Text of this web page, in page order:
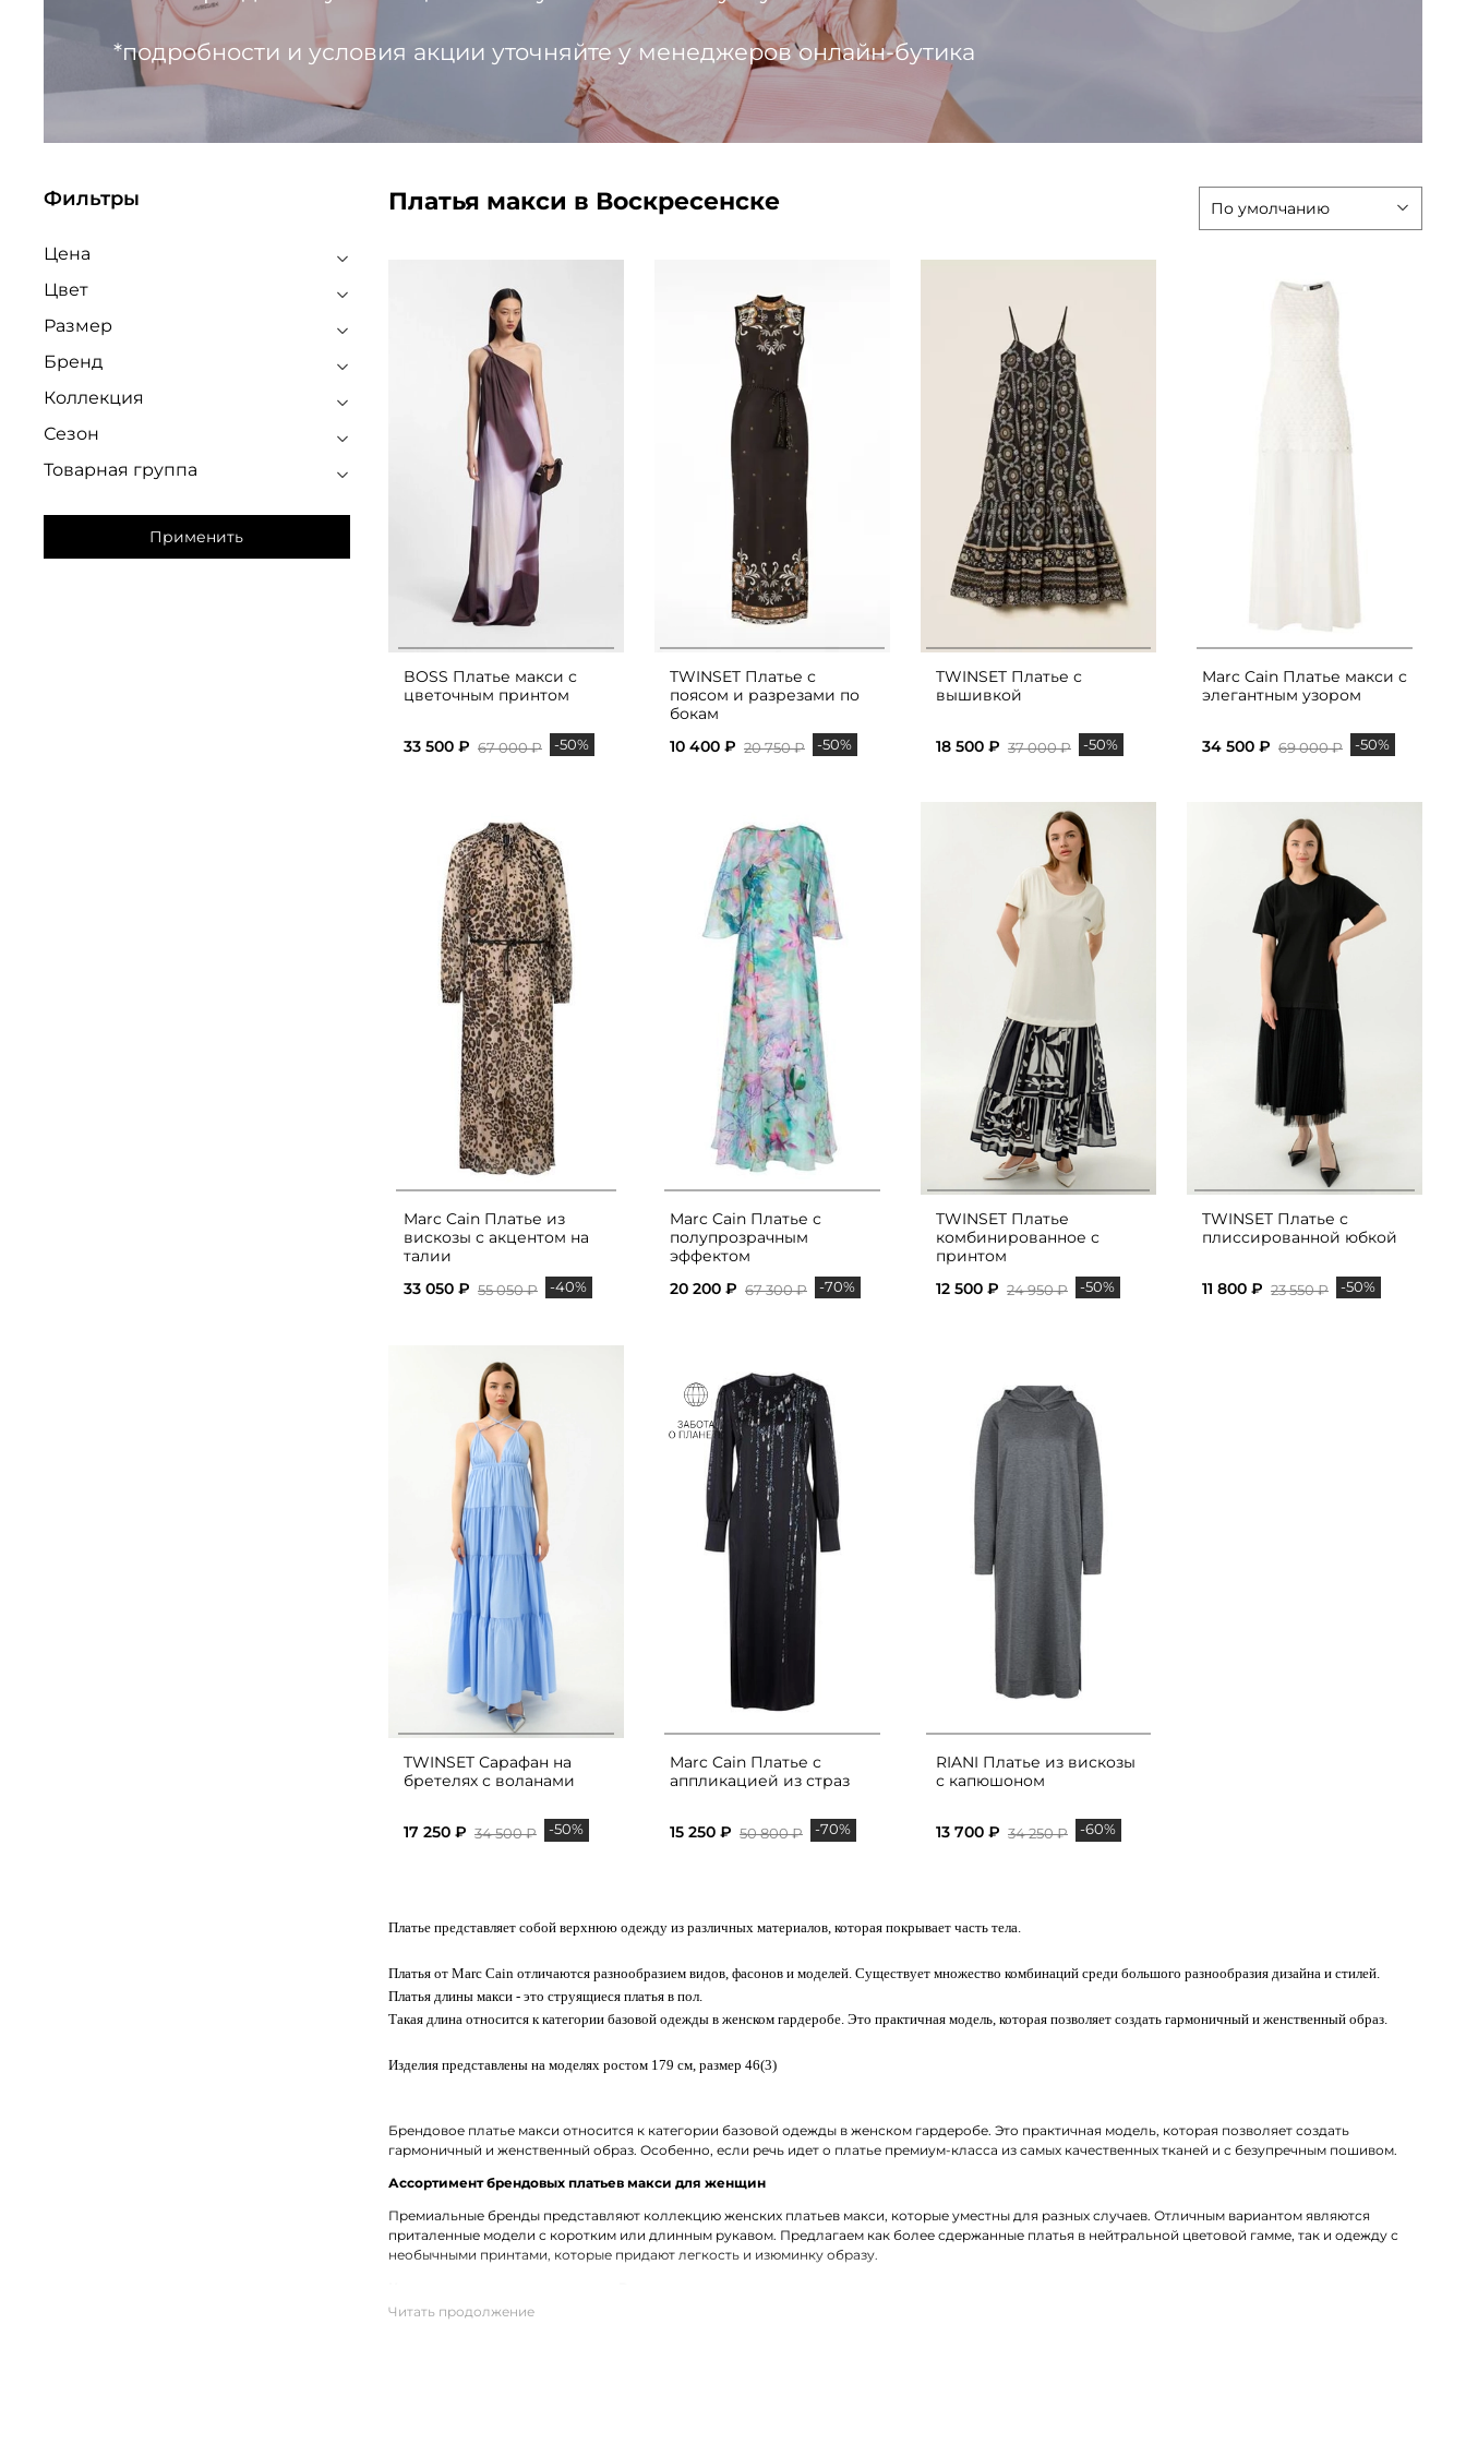
*подробности и условия акции уточняйте у менеджеров онлайн-бутика
Платья макси в Воскресенске
BOSS Платье макси с
цветочным принтом
33 500 ₽ 67 000 ₽ -50%
TWINSET Платье с
поясом и разрезами по
бокам
10 400 ₽ 20 750 ₽ -50%
TWINSET Платье с
вышивкой
18 500 ₽ 37 000 ₽ -50%
Marc Cain Платье макси с
элегантным узором
34 500 ₽ 69 000 ₽ -50%
Marc Cain Платье из
вискозы с акцентом на
талии
33 050 ₽ 55 050 ₽ -40%
Marc Cain Платье с
полупрозрачным
эффектом
20 200 ₽ 67 300 ₽ -70%
TWINSET Платье
комбинированное с
принтом
12 500 ₽ 24 950 ₽ -50%
TWINSET Платье с
плиссированной юбкой
11 800 ₽ 23 550 ₽ -50%
TWINSET Сарафан на
бретелях с воланами
17 250 ₽ 34 500 ₽ -50%
Marc Cain Платье с
аппликацией из страз
15 250 ₽ 50 800 ₽ -70%
RIANI Платье из вискозы
с капюшоном
13 700 ₽ 34 250 ₽ -60%
Платье представляет собой верхнюю одежду из различных материалов, которая покрывает часть тела.
Платья от Marc Cain отличаются разнообразием видов, фасонов и моделей. Существует множество комбинаций среди большого разнообразия дизайна и стилей.
Платья длины макси - это струящиеся платья в пол.
Такая длина относится к категории базовой одежды в женском гардеробе. Это практичная модель, которая позволяет создать гармоничный и женственный образ.
Изделия представлены на моделях ростом 179 см, размер 46(3)
Брендовое платье макси относится к категории базовой одежды в женском гардеробе. Это практичная модель, которая позволяет создать
гармоничный и женственный образ. Особенно, если речь идет о платье премиум-класса из самых качественных тканей и с безупречным пошивом.
Ассортимент брендовых платьев макси для женщин
Премиальные бренды представляют коллекцию женских платьев макси, которые уместны для разных случаев. Отличным вариантом являются
приталенные модели с коротким или длинным рукавом. Предлагаем как более сдержанные платья в нейтральной цветовой гамме, так и одежду с
необычными принтами, которые придают легкость и изюминку образу.
На нашем сайте можно в режиме онлайн выбрать и заказать женское платье макси от бренда премиум-класса. В наличии трендовые модели из
Фильтры
Цена
Цвет
Размер
Бренд
Коллекция
Сезон
Товарная группа
Применить